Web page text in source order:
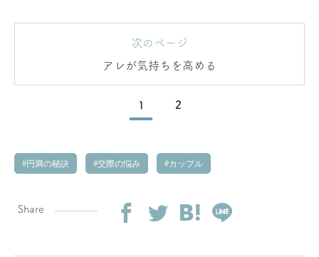
次のページ
アレが気持ちを高める
1 2
円満の秘訣 交際の悩み カップル
Share